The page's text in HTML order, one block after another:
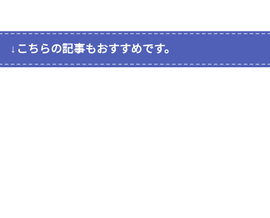
↓こちらの記事もおすすめです。